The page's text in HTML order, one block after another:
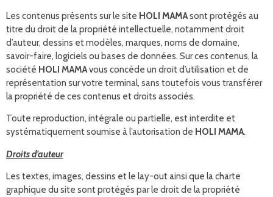
Les contenus présents sur le site HOLI MAMAsont protégés au
titre du droit de la propriété intellectuelle, notamment droit
d’auteur, dessins et modèles, marques, noms de domaine,
savoir-faire, logiciels ou bases de données. Sur ces contenus, la
société HOLI MAMAvous concède un droit d’utilisation et de
représentation sur votre terminal, sans toutefois vous transférer
la propriété de ces contenus et droits associés.
Toute reproduction, intégrale ou partielle, est interdite et
systématiquement soumise à l’autorisation de HOLI MAMA.
Droits d’auteur
Les textes, images, dessins et le lay-out ainsi que la charte
graphique du site sont protégés par le droit de la propriété